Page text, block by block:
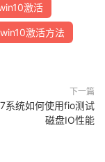
激活
win10激活方法
下一篇
系统如何使用fio测试
磁盘IO性能